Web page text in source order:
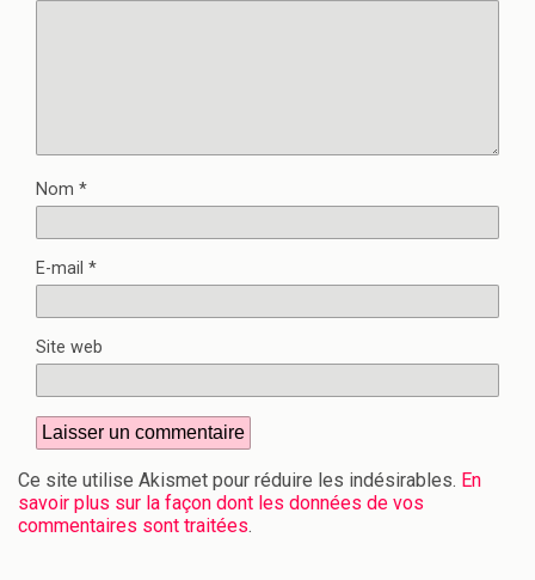
Nom *
E-mail *
Site web
Ce site utilise Akismet pour réduire les indésirables. En
savoir plus sur la façon dont les données de vos
commentaires sont traitées.